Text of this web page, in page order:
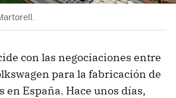
con las negociaciones entre
para la fabricación de
en España. Hace unos días,